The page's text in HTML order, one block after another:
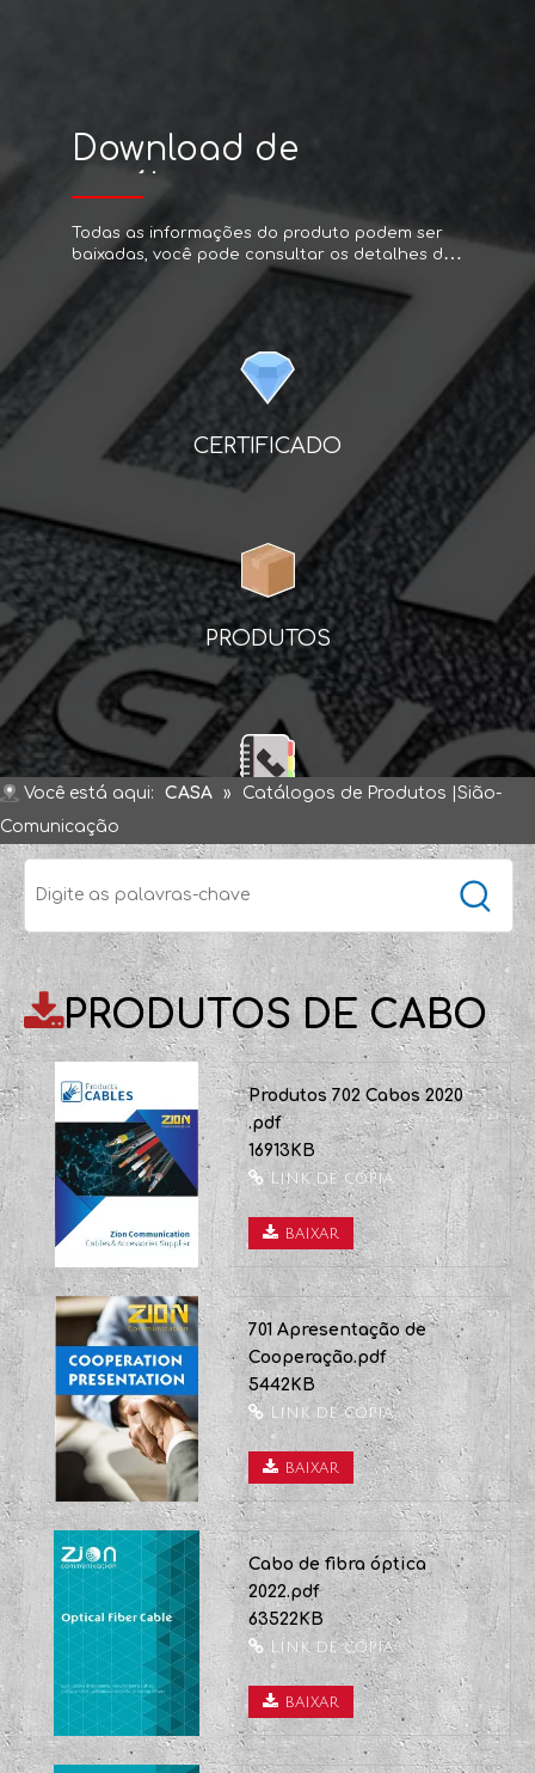
Download de
catálogos
Todas as informações do produto podem ser
baixadas, você pode consultar os detalhes do
produto através do código na página da web,
caso tenha necessidades específicas, entre
em contato conosco.
CERTIFICADO
PRODUTOS
CONTATO
Você está aqui: CASA »
Catálogos de Produtos |Sião-
Comunicação
PRODUTOS DE CABO
Produtos 702 Cabos 2020
.pdf
16913KB
Link de cópia
baixar
701 Apresentação de
Cooperação.pdf
5442KB
Link de cópia
baixar
Cabo de fibra óptica
2022.pdf